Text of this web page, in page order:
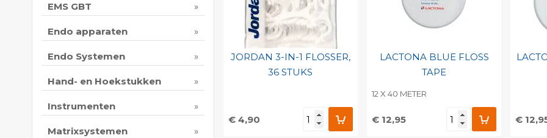
JORDAN 3-IN-1 FLOSSER,
36 STUKS
€ 4,90
LACTONA BLUE FLOSS
TAPE
12 X 40 METER
€ 12,95 €
EMS GBT
Endo apparaten
Endo Systemen
Hand- en Hoekstukken
Instrumenten
Matrixsystemen